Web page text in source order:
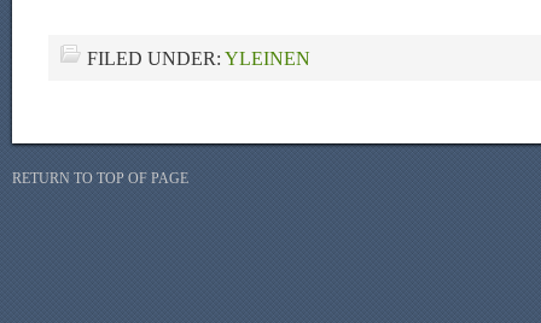
FILED UNDER: YLEINEN
RETURN TO TOP OF PAGE